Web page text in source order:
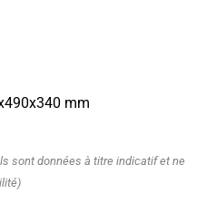
mm
sont données à titre indicatif et ne